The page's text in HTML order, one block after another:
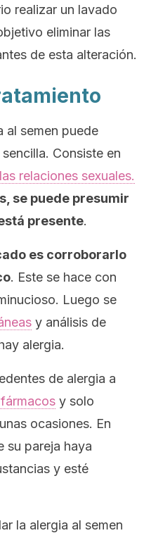
realizar un lavado
eliminar las
de esta alteración.
al semen puede
Consiste en
relaciones sexuales.
se puede presumir
presente.
es corroborarlo
. Este se hace con
Luego se
y análisis de
alergia.
de alergia a
y solo
ocasiones. En
su pareja haya
y esté
la alergia al semen